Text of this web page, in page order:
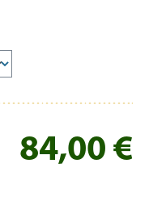
84,00 €